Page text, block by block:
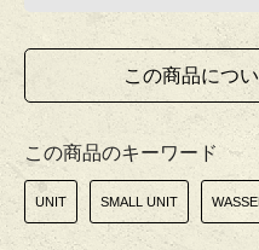
この商品につ
この商品のキーワード
UNIT SMALL UNIT